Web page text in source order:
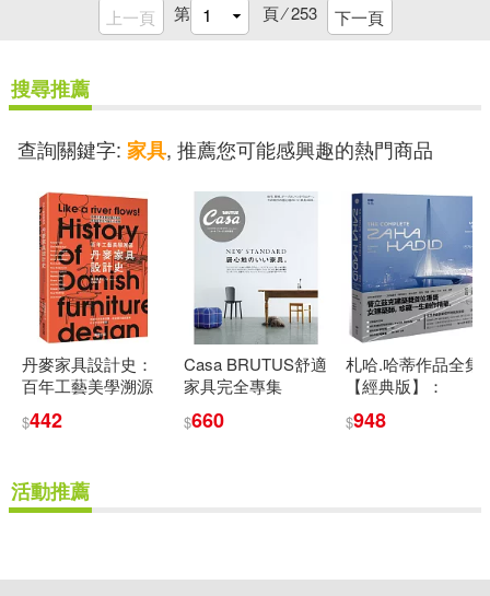
Bird(3) Blackman(3)
Bles(3)
Bruce M.(3) Carlson(3)
Catherine M. V.(3)
Charles W.(3)
Charlesworth(3)
Chippendale(3)
Cornelius(3)
西泠印社出版社(4)
雲南美術出版社(4)
黑龍江美術出版社(4)
Conran Octopus(3)
Creative Homeowner Pr(3)
Dk Pub(3)
上一頁 第 頁 ⁄253 下一頁
搜尋推薦
查詢關鍵字: 家具, 推薦您可能感興趣的熱門商品
丹麥家具設計史：
百年工藝美學溯源
$442
Casa BRUTUS舒適
家具完全專集
$660
札哈.哈蒂作品全集
【經典版】：
設計、繪畫、表現
$948
活動推薦